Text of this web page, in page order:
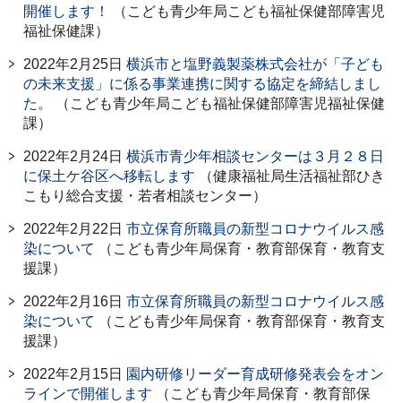
開催します！
（こども青少年局こども福祉保健部障害児
福祉保健課）
2022年2月25日 横浜市と塩野義製薬株式会社が「子ども
の未来支援」に係る事業連携に関する協定を締結しまし
た。
（こども青少年局こども福祉保健部障害児福祉保健
課）
2022年2月24日 横浜市青少年相談センターは３月２８日
に保土ケ谷区へ移転します （健康福祉局生活福祉部ひき
こもり総合支援・若者相談センター）
2022年2月22日 市立保育所職員の新型コロナウイルス感
染について
（こども青少年局保育・教育部保育・教育支
援課）
2022年2月16日 市立保育所職員の新型コロナウイルス感
染について
（こども青少年局保育・教育部保育・教育支
援課）
2022年2月15日 園内研修リーダー育成研修発表会をオン
ラインで開催します （こども青少年局保育・教育部保